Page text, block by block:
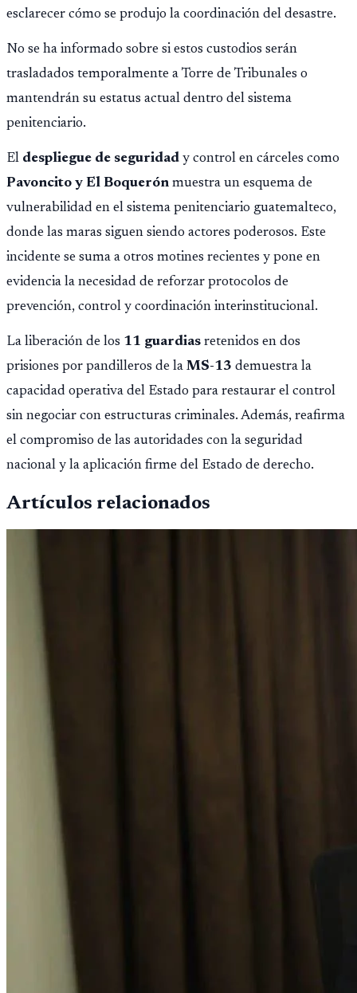
esclarecer cómo se produjo la coordinación del desastre.
No se ha informado sobre si estos custodios serán
trasladados temporalmente a Torre de Tribunales o
mantendrán su estatus actual dentro del sistema
penitenciario.
El despliegue de seguridad y control en cárceles como
Pavoncito y El Boquerón muestra un esquema de
vulnerabilidad en el sistema penitenciario guatemalteco,
donde las maras siguen siendo actores poderosos. Este
incidente se suma a otros motines recientes y pone en
evidencia la necesidad de reforzar protocolos de
prevención, control y coordinación interinstitucional.
La liberación de los 11 guardias retenidos en dos
prisiones por pandilleros de la MS-13 demuestra la
capacidad operativa del Estado para restaurar el control
sin negociar con estructuras criminales. Además, reafirma
el compromiso de las autoridades con la seguridad
nacional y la aplicación firme del Estado de derecho.
Artículos relacionados